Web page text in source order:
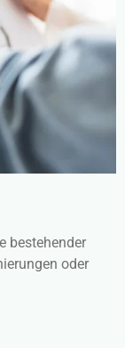
bestehender
oder